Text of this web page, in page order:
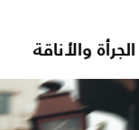
والأناقة